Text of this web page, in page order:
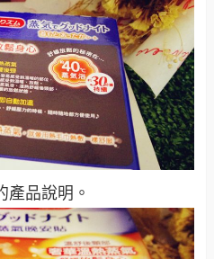
品說明。